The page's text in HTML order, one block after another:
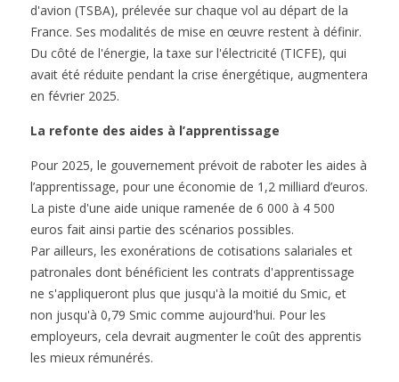
d'avion (TSBA), prélevée sur chaque vol au départ de la
France. Ses modalités de mise en œuvre restent à définir.
Du côté de l'énergie, la taxe sur l'électricité (TICFE), qui
avait été réduite pendant la crise énergétique, augmentera
en février 2025.
La refonte des aides à l’apprentissage
Pour 2025, le gouvernement prévoit de raboter les aides à
l’apprentissage, pour une économie de 1,2 milliard d’euros.
La piste d'une aide unique ramenée de 6 000 à 4 500
euros fait ainsi partie des scénarios possibles.
Par ailleurs, les exonérations de cotisations salariales et
patronales dont bénéficient les contrats d'apprentissage
ne s'appliqueront plus que jusqu'à la moitié du Smic, et
non jusqu'à 0,79 Smic comme aujourd'hui. Pour les
employeurs, cela devrait augmenter le coût des apprentis
les mieux rémunérés.